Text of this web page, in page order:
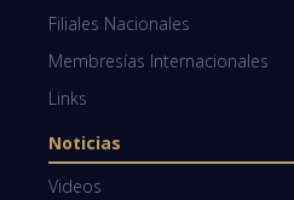
Filiales Nacionales
Membresías Internacionales
Links
Noticias
Videos